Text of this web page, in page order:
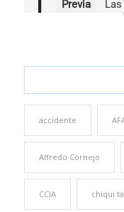
accidente
Alfredo Cornejo
CCIA chiqui